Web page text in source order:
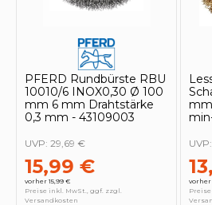
PFERD Rundbürste RBU
10010/6 INOX0,30 Ø 100
mm 6 mm Drahtstärke
0,3 mm - 43109003
15,99 €
vorher 15,99 €
UVP: 29,69 €
Preise inkl. MwSt., ggf. zzgl.
Versandkosten
mm MS 12 mm 15.000
vorher
UVP: